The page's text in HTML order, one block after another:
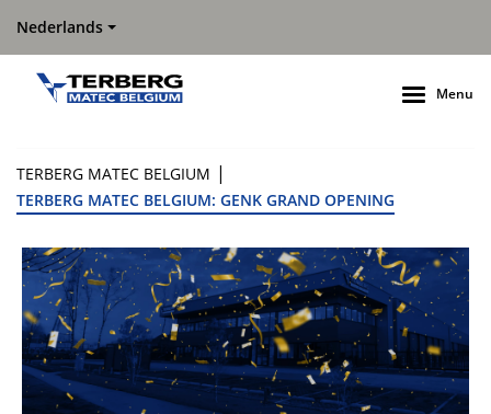
Nederlands
Menu
TERBERG MATEC BELGIUM |
TERBERG MATEC BELGIUM: GENK GRAND OPENING